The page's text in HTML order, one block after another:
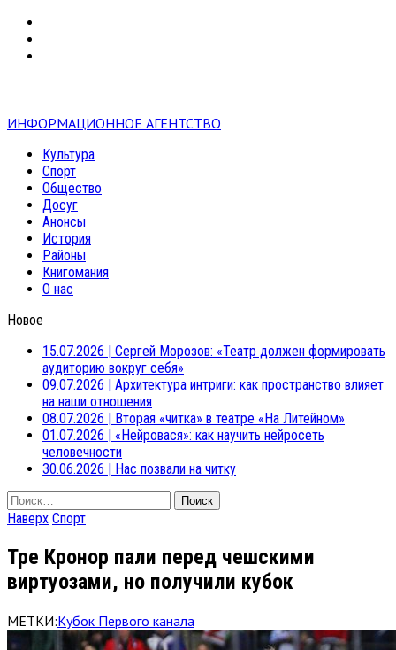
ИНФОРМАЦИОННОЕ АГЕНТСТВО
Культура
Спорт
Общество
Досуг
Анонсы
История
Районы
Книгомания
О нас
Новое
15.07.2026 | Сергей Морозов: «Театр должен формировать
аудиторию вокруг себя»
09.07.2026 | Архитектура интриги: как пространство влияет
на наши отношения
08.07.2026 | Вторая «читка» в театре «На Литейном»
01.07.2026 | «Нейровася»: как научить нейросеть
человечности
30.06.2026 | Нас позвали на читку
Найти:
Наверх Спорт
Тре Кронор пали перед чешскими
виртуозами, но получили кубок
МЕТКИ:Кубок Первого канала